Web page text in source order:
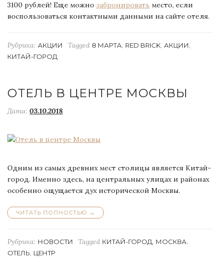
3100 рублей! Еще можно забронировать место, если
воспользоваться контактными данными на сайте отеля.
Рубрика: АКЦИИ Tagged 8 МАРТА, RED BRICK, АКЦИИ,
КИТАЙ-ГОРОД
ОТЕЛЬ В ЦЕНТРЕ МОСКВЫ
Дата: 03.10.2018
Одним из самых древних мест столицы является Китай-
город. Именно здесь, на центральных улицах и районах
особенно ощущается дух исторической Москвы.
ЧИТАТЬ ПОЛНОСТЬЮ “ОТЕЛЬ
МОСКВЫ”
→
Рубрика: НОВОСТИ Tagged КИТАЙ-ГОРОД, МОСКВА,
ОТЕЛЬ, ЦЕНТР